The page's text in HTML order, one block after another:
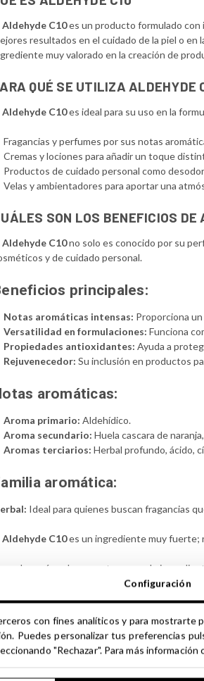
Aldehyde C10es un producto formulado con
resultados en el cuidado de la piel o
muy valorado en la creación de
QUÉ SE UTILIZA ALDEHYDE
Aldehyde C10es ideal para su uso en la
Fragancias y perfumes por sus notas
Cremas y lociones para añadir un toque
Productos de cuidado personal como
Velas y ambientadores para aportar una
SON LOS BENEFICIOS DE
Aldehyde C10no solo es conocido por su
y de cuidado personal.
principales:
Notas aromáticas intensas: Proporciona
Versatilidad en formulaciones: Funciona
Propiedades antioxidantes: Ayuda a
Rejuvenecedor: Su inclusión en productos
aromáticas:
Aroma primario: Aldehídico.
Aroma secundario: Huela cascara de
Aromas terciarios: Herbal profundo, ácido,
aromática:
Ideal para quienes buscan fragancias
Aldehyde C10es un ingrediente muy fuerte;
más sobre nuestra gama de
Fracciones
Configuración
con fines analíticos y para mostrarte
Puedes personalizar tus preferencias
"Rechazar". Para más